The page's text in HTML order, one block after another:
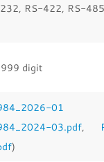
RS-422, RS-
digit
01
03.pdf,
)